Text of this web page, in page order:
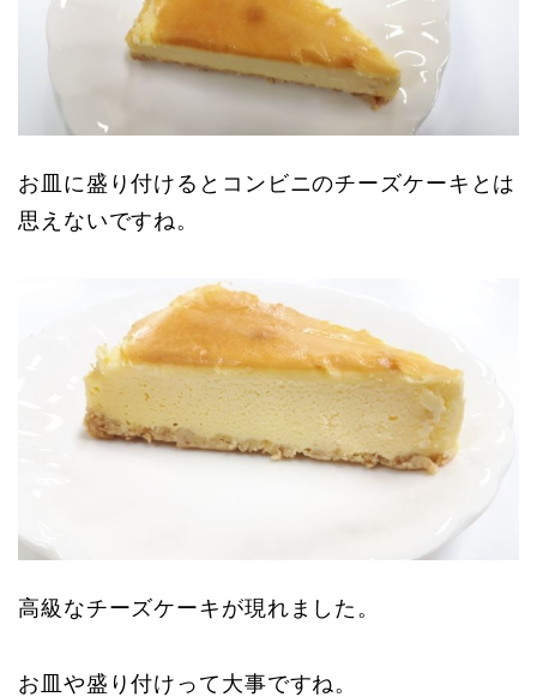
お皿に盛り付けるとコンビニのチーズケーキとは
思えないですね。
高級なチーズケーキが現れました。
お皿や盛り付けって大事ですね。